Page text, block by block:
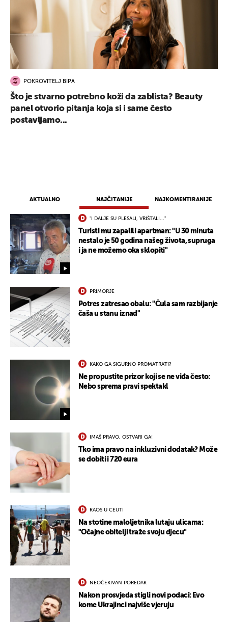
AKTUALNO NAJČITANIJE NAJKOMENTIRANIJE
"I DALJE SU PLESALI, VRIŠTALI..."
Turisti mu zapalili apartman: "U 30 minuta
nestalo je 50 godina našeg života, supruga
i ja ne možemo oka sklopiti"
PRIMORJE
Potres zatresao obalu: "Čula sam razbijanje
čaša u stanu iznad"
KAKO GA SIGURNO PROMATRATI?
Ne propustite prizor koji se ne viđa često:
Nebo sprema pravi spektakl
IMAŠ PRAVO, OSTVARI GA!
Tko ima pravo na inkluzivni dodatak? Može
se dobiti i 720 eura
KAOS U CEUTI
Na stotine maloljetnika lutaju ulicama:
"Očajne obitelji traže svoju djecu"
NEOČEKIVAN POREDAK
Nakon prosvjeda stigli novi podaci: Evo
kome Ukrajinci najviše vjeruju
POKROVITELJ BIPA
Što je stvarno potrebno koži da zablista? Beauty
panel otvorio pitanja koja si i same često
postavljamo...